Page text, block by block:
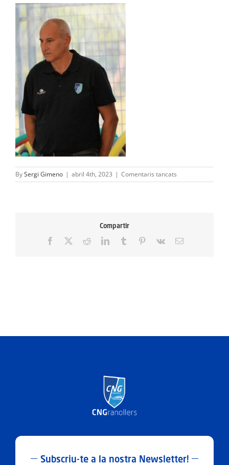
ACTIVITATS
SERVEIS
INFANTS
BLOG
EMPRESES
CONTACTE
BySergi Gimeno | abril 4th, 2023 | Comentaris tancats
Rafa
Compartir
Facebook RedditLinkedInTumblr Pinterest
Vk Email:
Subscriu-te a la nostra Newsletter!